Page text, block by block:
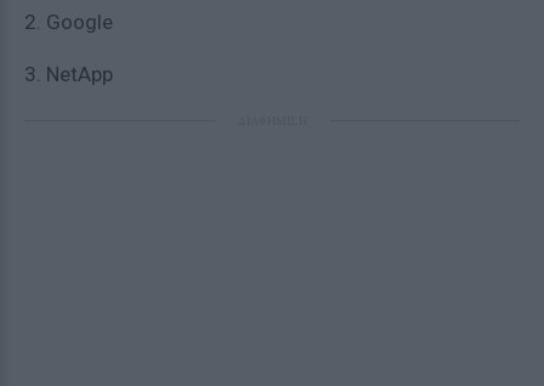
2. Google
3. NetApp